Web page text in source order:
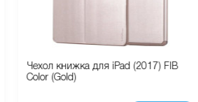
Чехол книжка для iPad (2017) FIB
Color (Gold)